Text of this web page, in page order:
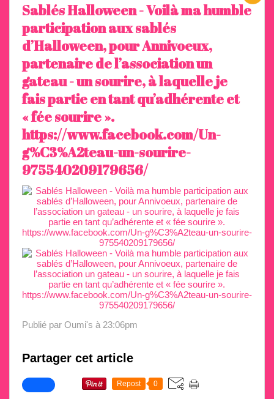
Sablés Halloween - Voilà ma humble
participation aux sablés
d’Halloween, pour Annivoeux,
partenaire de l’association un
gateau - un sourire, à laquelle je
fais partie en tant qu’adhérente et
« fée sourire ».
https://www.facebook.com/Un-
g%C3%A2teau-un-sourire-
975540209179656/
Publié par Oumi's à 23:06pm
Partager cet article
Repost 0